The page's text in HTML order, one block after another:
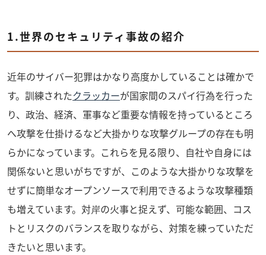
1.世界のセキュリティ事故の紹介
近年のサイバー犯罪はかなり高度かしていることは確かで
す。訓練されたクラッカーが国家間のスパイ行為を行った
り、政治、経済、軍事など重要な情報を持っているところ
へ攻撃を仕掛けるなど大掛かりな攻撃グループの存在も明
らかになっています。これらを見る限り、自社や自身には
関係ないと思いがちですが、このような大掛かりな攻撃を
せずに簡単なオープンソースで利用できるような攻撃種類
も増えています。対岸の火事と捉えず、可能な範囲、コス
トとリスクのバランスを取りながら、対策を練っていただ
きたいと思います。